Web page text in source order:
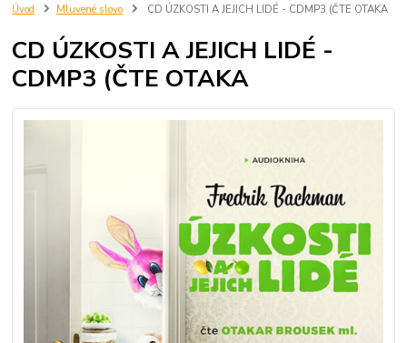
Úvod Mluvené slovo CD ÚZKOSTI A JEJICH LIDÉ - CDMP3 (ČTE OTAKA
CD ÚZKOSTI A JEJICH LIDÉ -
CDMP3 (ČTE OTAKA